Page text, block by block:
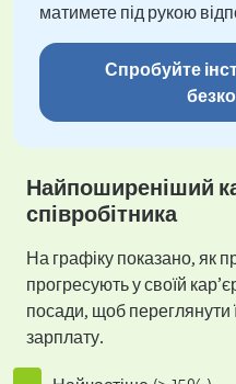
матимете під рукою
Спробуйте
Найпоширеніший
співробітника
На графіку показано, як
прогресують у своїй
посади, щоб переглянути
зарплату.